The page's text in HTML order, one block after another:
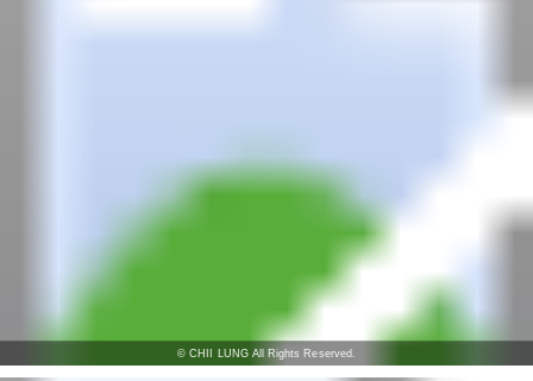
© CHII LUNG All Rights Reserved.